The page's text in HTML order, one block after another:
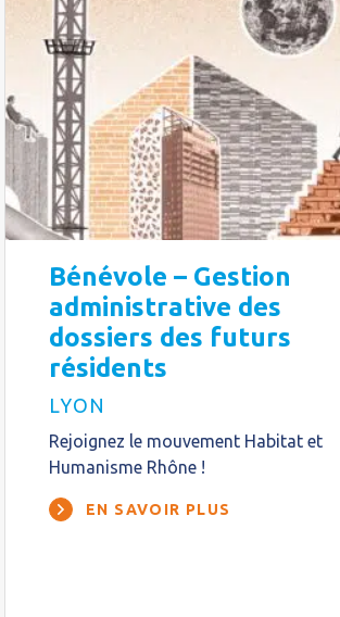
Bénévole – Gestion
administrative des
dossiers des futurs
résidents
LYON
Rejoignez le mouvement Habitat et
Humanisme Rhône !
EN SAVOIR PLUS